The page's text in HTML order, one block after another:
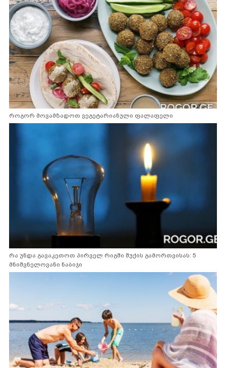
როგორ მოვამზადოთ ვეგეტარიანული ფალაფელი
რა უნდა გავაკეთოთ პირველ რიგში შუქის გამორთვისას: 5
მნიშვნელოვანი ნაბიჯი